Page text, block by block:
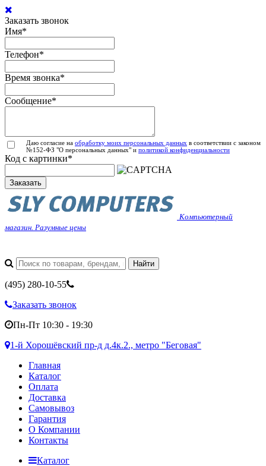
Заказать звонок
Имя*
Телефон*
Время звонка*
Сообщение*
Даю согласие на обработку моих персональных данных в соответствии с законом
№152-ФЗ "О персональных данных" и политикой конфиденциальности
Код с картинки*
Заказать
Компьютерный
магазин. Разумные цены
(495) 280-10-55
Заказать звонок
Пн-Пт 10:30 - 19:30
1-й Хорошёвский пр-д д.4к.2., метро "Беговая"
Главная
Каталог
Оплата
Доставка
Самовывоз
Гарантия
О Компании
Контакты
Каталог